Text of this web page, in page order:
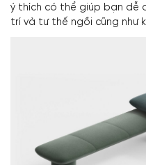
ý thích có thể giúp bạn dễ
trí và tư thế ngồi cũng như